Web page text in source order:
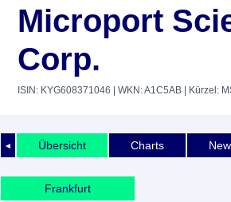
Microport
Corp.
ISIN: KYG608371046 | WKN: A1C5AB | Kürzel:
◄ Übersicht Charts
Frankfurt